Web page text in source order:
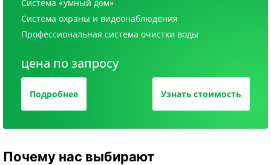
Система «умный дом»
Система охраны и видеонаблюдения
Профессиональная система очистки воды
цена по запросу
Подробнее Узнать стоимость
Почему нас выбирают